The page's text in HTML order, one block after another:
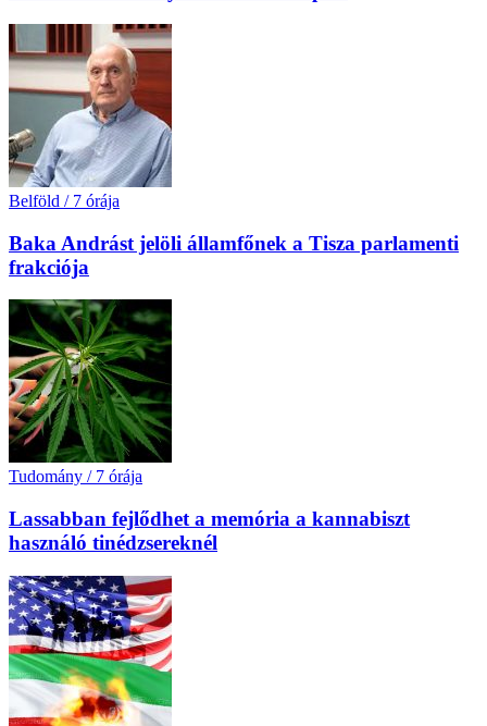
Belföld / 7 órája
Baka Andrást jelöli államfőnek a Tisza parlamenti
frakciója
Tudomány / 7 órája
Lassabban fejlődhet a memória a kannabiszt
használó tinédzsereknél